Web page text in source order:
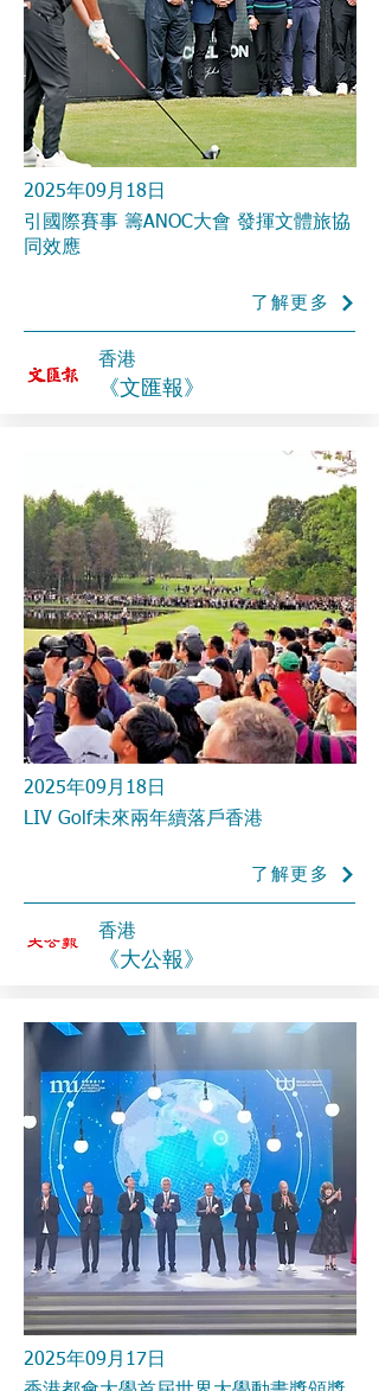
2025年09月18日
引國際賽事 籌ANOC大會 發揮文體旅協
同效應
了解更多
香港
《文匯報》
2025年09月18日
LIV Golf未來兩年續落戶香港
了解更多
香港
《大公報》
2025年09月17日